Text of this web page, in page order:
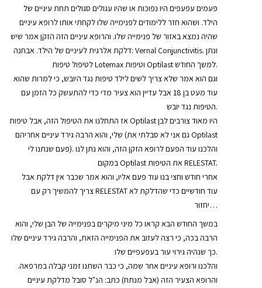
פעמים עפעפים היו נפוכות או שהיו עגולים סגולים תחת עיניים של
הילד. ושהוא חזר ללימודים לפנימייה שלו לקחתי אותו לרופא עיניים
שהיה נמצא באזור של פנימייה שלו. והרופא עיניים הזה הזקן אמר שיש
דלקת אלרגית לעיניים של הילד. אבחנה: Vernal Conjunctivitis. ונתן
לטיפול טיפות Lotemax וטיפות Optilast למשך החודש.
וגם הוא אמר שלא צריך לשים לילד טיפות נגד היובש, כי למרות שהוא
עוד מעט בן 18 אבל עדיין הוא צעיר מדי כדי להתעשק כל הזמן עם
הטיפות נגד יובש.
אז התחלנו את הטיפול הזה, אבל טיפות Optilast היו מאוד צורבים לבן
שלי, והוא הרבה גירד עיניים אחריהם (גם אני לא סבלתי את Optilast
פעם שנתנו לי). והלכנו עוד הפעם לרופא הזקן הזה, והוא נתן לנו
במקום Optilast את הטיפות RELESTAT.
אחרי חודש וחצי בנו עוד פעם אליו, והוא אמר שכבר אין דלקת אבל
צריך להמשיך רק עם RELESTAT עוד חודשיים כדי שהדלקת לא
יחזור…
במשך החודש הבא קראו כל מיני מיקרים בפנימייה של הבן שלי, והוא
הרבה בכה, כי רצה לעזוב את הפנימייה הזאת, והרבה גירד עיניים שלו
כך שנהיה גירוי עור בעפעפיים שלו.
והלכנו ורופא עיניים אחר שמה, כי כבר השתנו זמני קבלה במרפאה.
והרופא הצעיר הזה (אבל מנתח) כתב: הנ"ל סובל מדלקת עיניים